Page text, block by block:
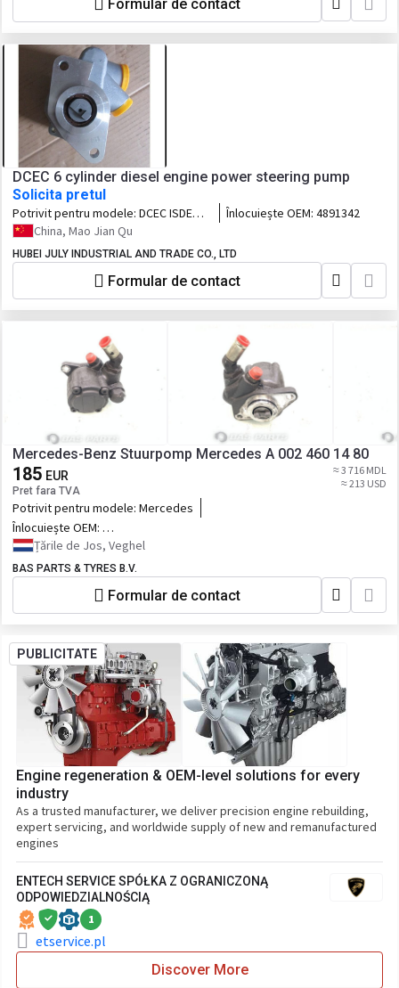
Formular de contact
DCEC 6 cylinder diesel engine power steering pump
Solicita pretul
Potrivit pentru modele: DCEC ISDE
engine
Înlocuiește OEM: 4891342
China, Mao Jian Qu
HUBEI JULY INDUSTRIAL AND TRADE CO., LTD
Formular de contact
Mercedes-Benz Stuurpomp Mercedes A 002 460 14 80
185 EUR
Pret fara TVA
≈ 3 716 MDL
≈ 213 USD
Potrivit pentru modele: Mercedes
Înlocuiește OEM:
0024601480,002460508080,0024605080,A
1480,A0024601480,002 460 14 80,A 002
460 50 8080,A 002 460
5080,A0024605080,002 460 50 80
Țările de Jos, Veghel
BAS PARTS & TYRES B.V.
Formular de contact
PUBLICITATE
Engine regeneration & OEM-level solutions for every
industry
As a trusted manufacturer, we deliver precision engine rebuilding,
expert servicing, and worldwide supply of new and remanufactured
engines
ENTECH SERVICE SPÓŁKA Z OGRANICZONĄ
ODPOWIEDZIALNOŚCIĄ
1
etservice.pl
Discover More